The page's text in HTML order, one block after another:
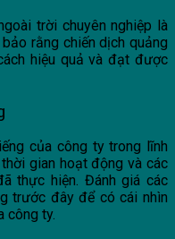
trời chuyên nghiệp là
rằng chiến dịch quảng
hiệu quả và đạt được
của công ty trong lĩnh
gian hoạt động và các
thực hiện. Đánh giá các
trước đây để có cái nhìn
công ty.